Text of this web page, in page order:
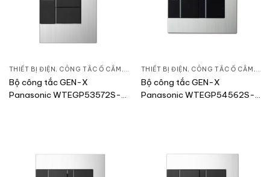
THIẾT BỊ ĐIỆN , CÔNG TẮC Ổ CẮM , DÒNG GEN-X
Bộ công tắc GEN-X
Panasonic WTEGP53572S-
THIẾT BỊ ĐIỆN , CÔNG TẮC Ổ CẮM ,
Bộ công tắc GEN-X
Panasonic WTEGP54562S-